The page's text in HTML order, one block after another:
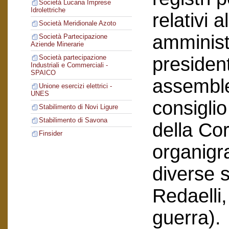
Società Lucana Imprese
Idrolettriche
Società Meridionale Azoto
Società Partecipazione
Aziende Minerarie
Società partecipazione
Industriali e Commerciali -
SPAICO
Unione esercizi elettrici -
UNES
Stabilimento di Novi Ligure
Stabilimento di Savona
Finsider
relativi
della
diverse
guerra).